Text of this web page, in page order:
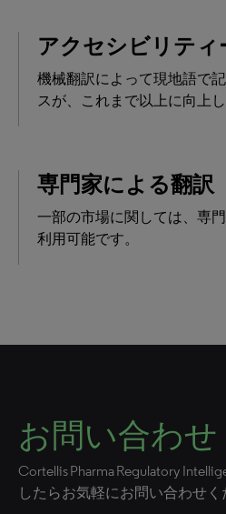
アクセシビリティ
機械翻訳によって現地語で
スが、これまで以上に向上し
専門家による翻訳
一部の市場に関しては、専
利用可能です。
お問い合わせ
Cortellis Pharma Regulatory
したらお気軽にお問い合わせく